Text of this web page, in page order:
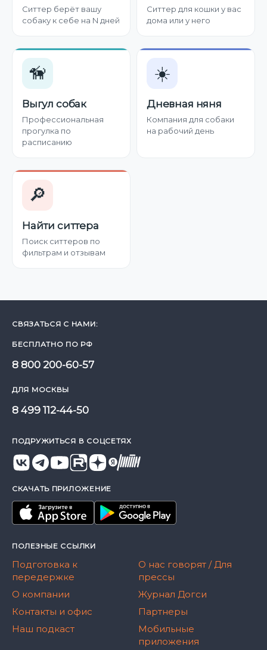
Ситтер берёт вашу
собаку к себе на N дней
Ситтер для кошки у вас
дома или у него
🦮
Выгул собак
Профессиональная
прогулка по
расписанию
☀️
Дневная няня
Компания для собаки
на рабочий день
🔎
Найти ситтера
Поиск ситтеров по
фильтрам и отзывам
СВЯЗАТЬСЯ С НАМИ:
БЕСПЛАТНО ПО РФ
8 800 200-60-57
ДЛЯ МОСКВЫ
8 499 112-44-50
ПОДРУЖИТЬСЯ В СОЦСЕТЯХ
СКАЧАТЬ ПРИЛОЖЕНИЕ
ПОЛЕЗНЫЕ ССЫЛКИ
Подготовка к
передержке
О компании
Контакты и офис
Наш подкаст
О нас говорят / Для
прессы
Журнал Догси
Партнеры
Мобильные
приложения